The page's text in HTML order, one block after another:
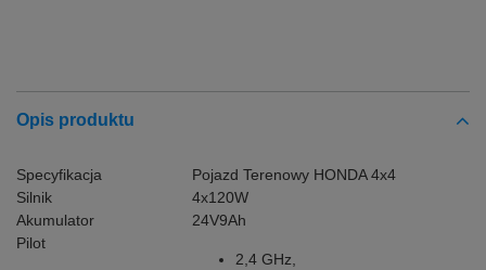
Opis produktu
Specyfikacja
Pojazd Terenowy HONDA 4x4
Silnik
4x120W
Akumulator
24V9Ah
Pilot
2,4 GHz,